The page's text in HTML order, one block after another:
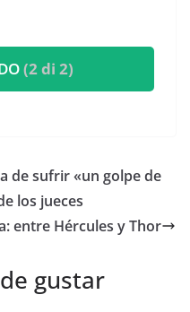
(2 di 2)
de sufrir «un golpe de
los jueces
entre Hércules y Thor
gustar